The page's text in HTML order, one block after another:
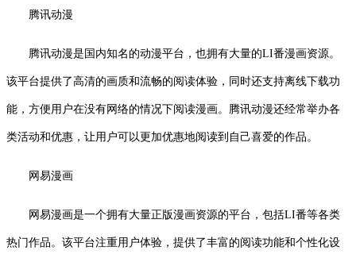
腾讯动漫
腾讯动漫是国内知名的动漫平台，也拥有大量的LI番漫画资源。
该平台提供了高清的画质和流畅的阅读体验，同时还支持离线下载功
能，方便用户在没有网络的情况下阅读漫画。腾讯动漫还经常举办各
类活动和优惠，让用户可以更加优惠地阅读到自己喜爱的作品。
网易漫画
网易漫画是一个拥有大量正版漫画资源的平台，包括LI番等各类
热门作品。该平台注重用户体验，提供了丰富的阅读功能和个性化设